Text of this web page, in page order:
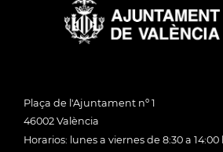
Plaça de l'Ajuntament nº 1
46002 València
Horarios: lunes a viernes de 8:30 a 14:00